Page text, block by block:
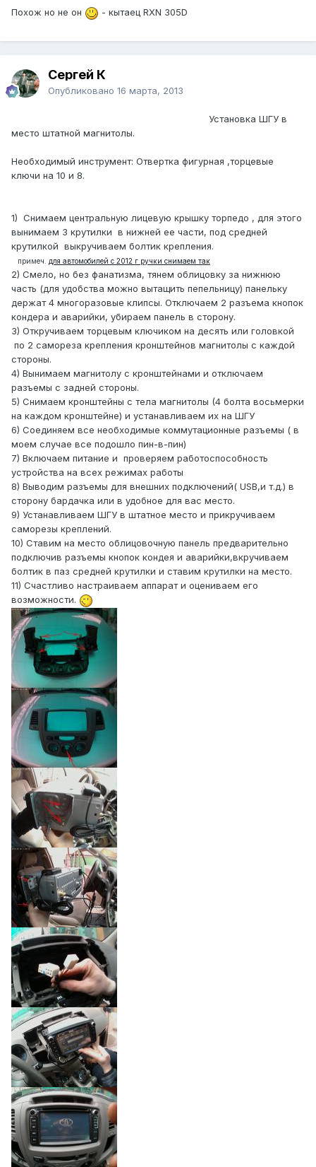
Похож но не он - кытаец RXN 305D
Сергей К
Опубликовано 16 марта, 2013
Установка ШГУ в
место штатной магнитолы.
Необходимый инструмент: Отвертка фигурная ,торцевые
ключи на 10 и 8.
1) Снимаем центральную лицевую крышку торпедо , для этого
вынимаем 3 крутилки в нижней ее части, под средней
крутилкой выкручиваем болтик крепления.
примеч. для автомобилей с 2012 г ручки снимаем так
2) Смело, но без фанатизма, тянем облицовку за нижнюю
часть (для удобства можно вытащить пепельницу) панельку
держат 4 многоразовые клипсы. Отключаем 2 разъема кнопок
кондера и аварийки, убираем панель в сторону.
3) Откручиваем торцевым ключиком на десять или головкой
по 2 самореза крепления кронштейнов магнитолы с каждой
стороны.
4) Вынимаем магнитолу с кронштейнами и отключаем
разъемы с задней стороны.
5) Снимаем кронштейны с тела магнитолы (4 болта восьмерки
на каждом кронштейне) и устанавливаем их на ШГУ
6) Соединяем все необходимые коммутационные разъемы ( в
моем случае все подошло пин-в-пин)
7) Включаем питание и проверяем работоспособность
устройства на всех режимах работы
8) Выводим разъемы для внешних подключений( USB,и т.д.) в
сторону бардачка или в удобное для вас место.
9) Устанавливаем ШГУ в штатное место и прикручиваем
саморезы креплений.
10) Ставим на место облицовочную панель предварительно
подключив разъемы кнопок кондея и аварийки,вкручиваем
болтик в паз средней крутилки и ставим крутилки на место.
11) Счастливо настраиваем аппарат и оцениваем его
возможности.